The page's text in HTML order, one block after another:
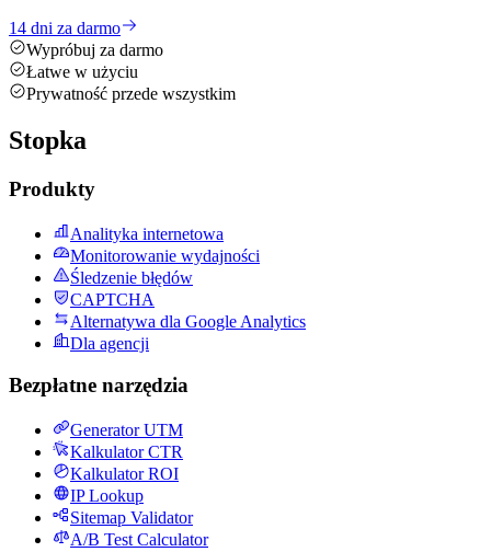
14 dni za darmo
Wypróbuj za darmo
Łatwe w użyciu
Prywatność przede wszystkim
Stopka
Produkty
Analityka internetowa
Monitorowanie wydajności
Śledzenie błędów
CAPTCHA
Alternatywa dla Google Analytics
Dla agencji
Bezpłatne narzędzia
Generator UTM
Kalkulator CTR
Kalkulator ROI
IP Lookup
Sitemap Validator
A/B Test Calculator